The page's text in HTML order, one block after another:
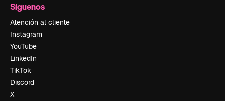
Síguenos
Atención al cliente
Instagram
YouTube
LinkedIn
TikTok
Discord
X